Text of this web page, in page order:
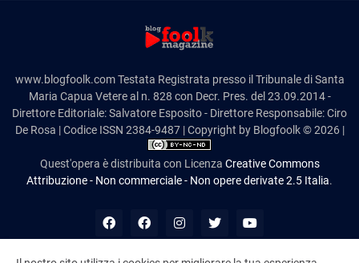
www.blogfoolk.com Testata Registrata presso il Tribunale di Santa
Maria Capua Vetere al n. 828 con Decr. Pres. del 23.09.2014 -
Direttore Editoriale: Salvatore Esposito - Direttore Responsabile: Ciro
De Rosa | Codice ISSN 2384-9487 | Copyright by Blogfoolk © 2026 |
Quest'opera è distribuita con Licenza Creative Commons
Attribuzione - Non commerciale - Non opere derivate 2.5 Italia.